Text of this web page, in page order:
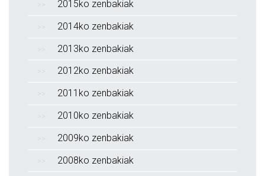
2015ko zenbakiak
2014ko zenbakiak
2013ko zenbakiak
2012ko zenbakiak
2011ko zenbakiak
2010ko zenbakiak
2009ko zenbakiak
2008ko zenbakiak